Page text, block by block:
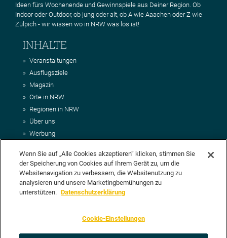
Ideen fürs Wochenende und Gewinnspiele aus Deiner Region. Ob
Indoor oder Outdoor, ob jung oder alt, ob A wie Aaachen oder Z wie
Zülpich - wir wissen wo in NRW was los ist!
INHALTE
Veranstaltungen
Ausflugsziele
Magazin
Orte in NRW
Regionen in NRW
Über uns
Werbung
Impressum
AGB
Datenschutz
DEIN VORSCHLAG FÜR NRWHITS
vorschlagen? Klasse, dann nutze doch einfach
Wenn Sie auf „Alle Cookies akzeptieren“ klicken, stimmen Sie
der Speicherung von Cookies auf Ihrem Gerät zu, um die
Websitenavigation zu verbessern, die Websitenutzung zu
analysieren und unsere Marketingbemühungen zu
unterstützen. Datenschutzerklärung
Cookie-Einstellungen